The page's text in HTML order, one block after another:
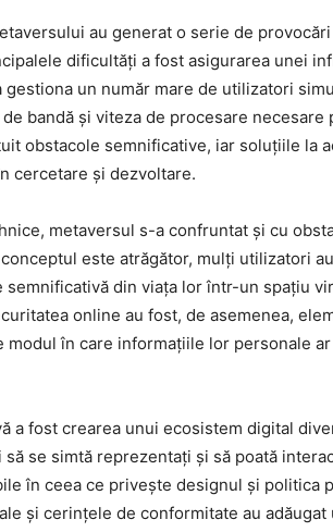
au generat o serie de
dificultăți a fost asigurarea unei
un număr mare de utilizatori
bandă și viteza de procesare
obstacole semnificative, iar soluțiile la
cercetare și dezvoltare.
metaversul s-a confruntat și cu
este atrăgător, mulți utilizatori
din viața lor într-un spațiu
online au fost, de asemenea,
în care informațiile lor personale
a fost crearea unui ecosistem digital
se simtă reprezentați și să poată
în ceea ce privește designul și politica
și cerințele de conformitate au adăugat